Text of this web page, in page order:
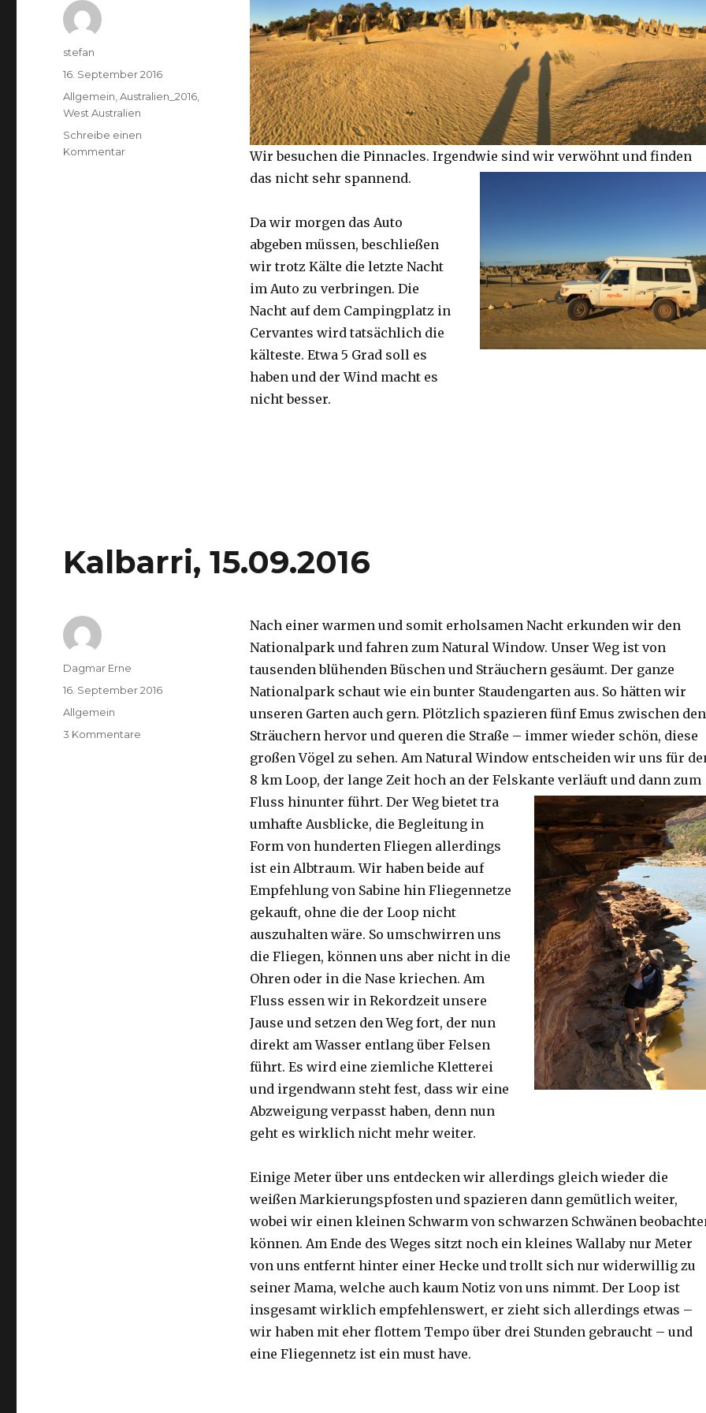
Wir besuchen die Pinnacles. Irgendwie sind wir verwöhnt und finden
das nicht sehr spannend.
Da wir morgen das Auto
abgeben müssen, beschließen
wir trotz Kälte die letzte Nacht
im Auto zu verbringen. Die
Nacht auf dem Campingplatz in
Cervantes wird tatsächlich die
kälteste. Etwa 5 Grad soll es
haben und der Wind macht es
nicht besser.
Autor
stefan
Veröffentlicht
am
16. September 2016
Kategorien
Allgemein,Australien_2016,
West Australien
Schreibe einen
Kommentarzu
Kalbarri, 15.09.2016
Nach einer warmen und somit erholsamen Nacht erkunden wir den
Nationalpark und fahren zum Natural Window. Unser Weg ist von
tausenden blühenden Büschen und Sträuchern gesäumt. Der ganze
Nationalpark schaut wie ein bunter Staudengarten aus. So hätten wir
unseren Garten auch gern. Plötzlich spazieren fünf Emus zwischen den
Sträuchern hervor und queren die Straße – immer wieder schön, diese
großen Vögel zu sehen. Am Natural Window entscheiden wir uns für
8 km Loop, der lange Zeit hoch an der Felskante verläuft und dann zum
Fluss hinunter führt. Der Weg bietet tra
umhafte Ausblicke, die Begleitung in
Form von hunderten Fliegen allerdings
ist ein Albtraum. Wir haben beide auf
Empfehlung von Sabine hin Fliegennetze
gekauft, ohne die der Loop nicht
auszuhalten wäre. So umschwirren uns
die Fliegen, können uns aber nicht in die
Ohren oder in die Nase kriechen. Am
Fluss essen wir in Rekordzeit unsere
Jause und setzen den Weg fort, der nun
direkt am Wasser entlang über Felsen
führt. Es wird eine ziemliche Kletterei
und irgendwann steht fest, dass wir eine
Abzweigung verpasst haben, denn nun
geht es wirklich nicht mehr weiter.
Einige Meter über uns entdecken wir allerdings gleich wieder die
weißen Markierungspfosten und spazieren dann gemütlich weiter,
wobei wir einen kleinen Schwarm von schwarzen Schwänen
können. Am Ende des Weges sitzt noch ein kleines Wallaby nur Meter
von uns entfernt hinter einer Hecke und trollt sich nur widerwillig zu
seiner Mama, welche auch kaum Notiz von uns nimmt. Der Loop ist
insgesamt wirklich empfehlenswert, er zieht sich allerdings etwas –
wir haben mit eher flottem Tempo über drei Stunden gebraucht – und
eine Fliegennetz ist ein must have.
Autor
Dagmar Erne
Veröffentlicht
am
16. September 2016
Kategorien
Allgemein
3 Kommentare